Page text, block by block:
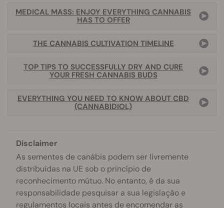
MEDICAL MASS: ENJOY EVERYTHING CANNABIS
HAS TO OFFER
THE CANNABIS CULTIVATION TIMELINE
TOP TIPS TO SUCCESSFULLY DRY AND CURE
YOUR FRESH CANNABIS BUDS
EVERYTHING YOU NEED TO KNOW ABOUT CBD
(CANNABIDIOL)
Disclaimer
As sementes de canábis podem ser livremente
distribuídas na UE sob o princípio de
reconhecimento mútuo. No entanto, é da sua
responsabilidade pesquisar a sua legislação e
regulamentos locais antes de encomendar as